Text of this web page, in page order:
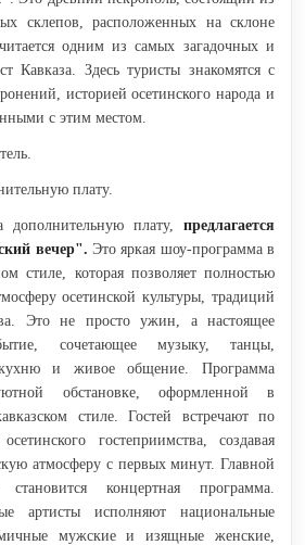
склепов, расположенных на склоне
одним из самых загадочных и
Кавказа. Здесь туристы знакомятся с
историей осетинского народа и
с этим местом.
плату.
плату, предлагается
вечер". Это яркая шоу-программа в
стиле, которая позволяет полностью
осетинской культуры, традиций
Это не просто ужин, а настоящее
сочетающее музыку, танцы,
и живое общение. Программа
обстановке, оформленной в
стиле. Гостей встречают по
гостеприимства, создавая
атмосферу с первых минут. Главной
концертная программа.
артисты исполняют национальные
мужские и изящные женские,